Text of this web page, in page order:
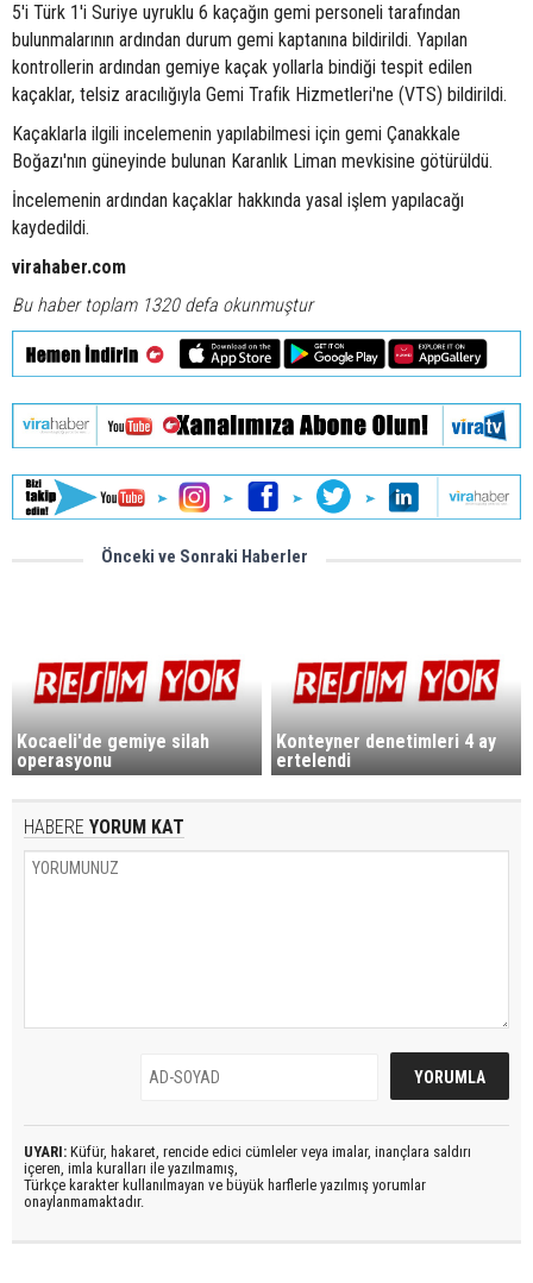
5'i Türk 1'i Suriye uyruklu 6 kaçağın gemi personeli tarafından
bulunmalarının ardından durum gemi kaptanına bildirildi. Yapılan
kontrollerin ardından gemiye kaçak yollarla bindiği tespit edilen
kaçaklar, telsiz aracılığıyla Gemi Trafik Hizmetleri'ne (VTS) bildirildi.
Kaçaklarla ilgili incelemenin yapılabilmesi için gemi Çanakkale
Boğazı'nın güneyinde bulunan Karanlık Liman mevkisine götürüldü.
İncelemenin ardından kaçaklar hakkında yasal işlem yapılacağı
kaydedildi.
virahaber.com
Bu haber toplam 1320 defa okunmuştur
Önceki ve Sonraki Haberler
Kocaeli'de gemiye silah
operasyonu
Konteyner denetimleri 4 ay
ertelendi
HABERE YORUM KAT
UYARI: Küfür, hakaret, rencide edici cümleler veya imalar, inançlara saldırı
içeren, imla kuralları ile yazılmamış,
Türkçe karakter kullanılmayan ve büyük harflerle yazılmış yorumlar
onaylanmamaktadır.